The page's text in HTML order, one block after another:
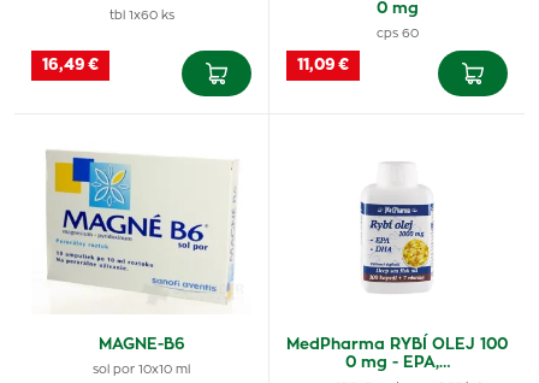
tbl 1x60 ks
16,49 €
0 mg
cps 60
11,09 €
MAGNE-B6
sol por 10x10 ml
MedPharma RYBÍ OLEJ 100
0 mg - EPA,…